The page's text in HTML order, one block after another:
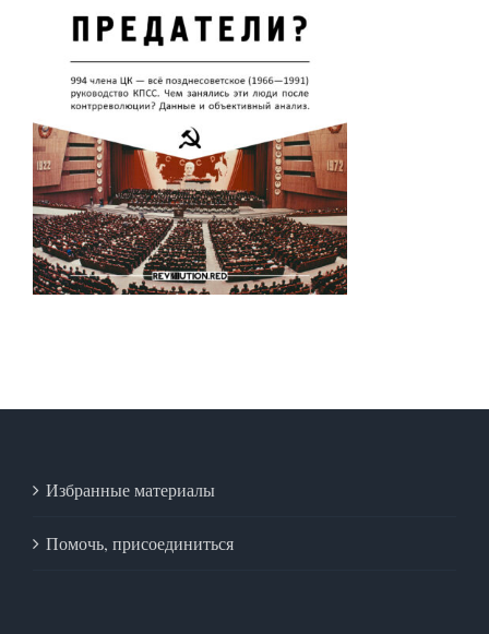
Избранные материалы
Помочь, присоединиться